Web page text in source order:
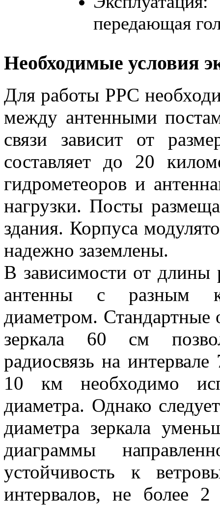
передающая
Необходимые условия
Для работы РРС
между антенными
связи зависит от
составляет до 20
гидрометеоров и
нагрузки. Посты
здания. Корпуса
надежно заземлены.
В зависимости от длины
антенны с разным
диаметром.
зеркала 60 см
радиосвязь на
10 км необходимо
диаметра. Однако
диаметра зеркала
диаграммы
устойчивость к
интервалов, не более